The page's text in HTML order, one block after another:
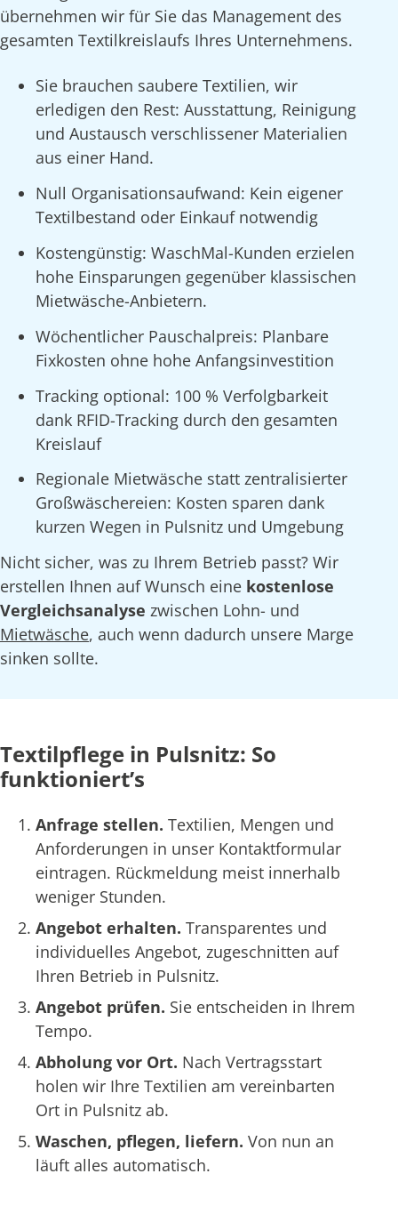
übernehmen wir für Sie das Management des
gesamten Textilkreislaufs Ihres Unternehmens.
Sie brauchen saubere Textilien, wir
erledigen den Rest: Ausstattung, Reinigung
und Austausch verschlissener Materialien
aus einer Hand.
Null Organisationsaufwand: Kein eigener
Textilbestand oder Einkauf notwendig
Kostengünstig: WaschMal-Kunden erzielen
hohe Einsparungen gegenüber klassischen
Mietwäsche-Anbietern.
Wöchentlicher Pauschalpreis: Planbare
Fixkosten ohne hohe Anfangsinvestition
Tracking optional: 100 % Verfolgbarkeit
dank RFID-Tracking durch den gesamten
Kreislauf
Regionale Mietwäsche statt zentralisierter
Großwäschereien: Kosten sparen dank
kurzen Wegen in Pulsnitz und Umgebung
Nicht sicher, was zu Ihrem Betrieb passt? Wir
erstellen Ihnen auf Wunsch eine kostenlose
Vergleichsanalyse zwischen Lohn- und
Mietwäsche, auch wenn dadurch unsere Marge
sinken sollte.
Textilpflege in Pulsnitz: So
funktioniert’s
Anfrage stellen. Textilien, Mengen und
Anforderungen in unser Kontaktformular
eintragen. Rückmeldung meist innerhalb
weniger Stunden.
Angebot erhalten. Transparentes und
individuelles Angebot, zugeschnitten auf
Ihren Betrieb in Pulsnitz.
Angebot prüfen. Sie entscheiden in Ihrem
Tempo.
Abholung vor Ort. Nach Vertragsstart
holen wir Ihre Textilien am vereinbarten
Ort in Pulsnitz ab.
Waschen, pflegen, liefern. Von nun an
läuft alles automatisch.